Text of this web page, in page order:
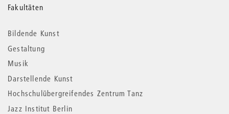
Weitere
Informationen
Fakultäten
Bildende Kunst
Gestaltung
Musik
Darstellende Kunst
Hochschulübergreifendes Zentrum Tanz
Jazz Institut Berlin